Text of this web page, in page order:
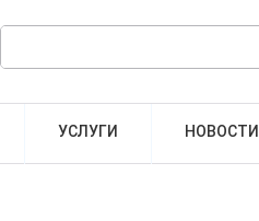
УСЛУГИ НОВОСТИ